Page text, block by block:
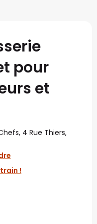
pour
et
4 Rue Thiers,
!